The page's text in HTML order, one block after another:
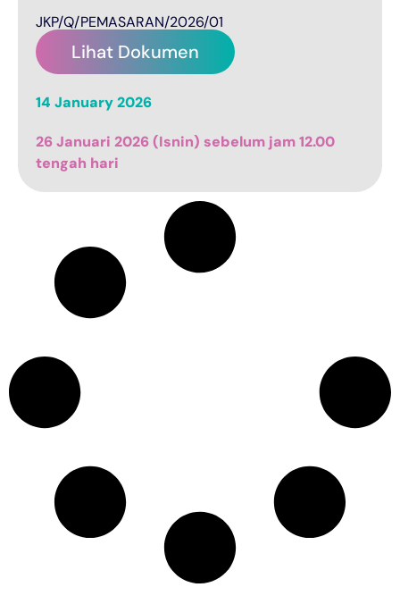
JKP/Q/PEMASARAN/2026/01
Lihat Dokumen
14 January 2026
26 Januari 2026 (Isnin) sebelum jam 12.00
tengah hari